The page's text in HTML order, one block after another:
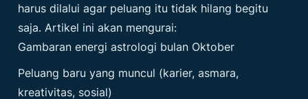
harus dilalui agar peluang itu tidak hilang begitu
saja. Artikel ini akan mengurai:
Gambaran energi astrologi bulan Oktober
Peluang baru yang muncul (karier, asmara,
kreativitas, sosial)